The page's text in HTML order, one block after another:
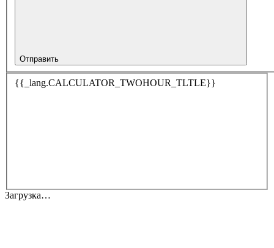
Отправить
{{_lang.CALCULATOR_TWOHOUR_TLTLE}}
Загрузка…